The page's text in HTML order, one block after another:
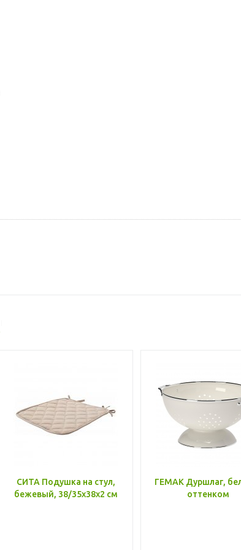
СИТА Подушка на стул,
бежевый, 38/35x38x2 см
ГЕМАК Дуршлаг,
оттенком